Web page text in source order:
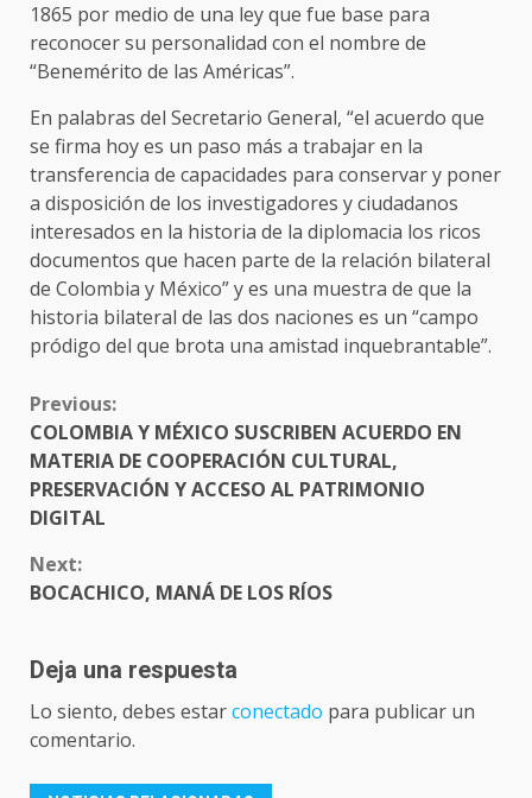
1865 por medio de una ley que fue base para
reconocer su personalidad con el nombre de
“Benemérito de las Américas”.
En palabras del Secretario General, “el acuerdo que
se firma hoy es un paso más a trabajar en la
transferencia de capacidades para conservar y poner
a disposición de los investigadores y ciudadanos
interesados en la historia de la diplomacia los ricos
documentos que hacen parte de la relación bilateral
de Colombia y México” y es una muestra de que la
historia bilateral de las dos naciones es un “campo
pródigo del que brota una amistad inquebrantable”.
CONTINUE
READING
Previous:
COLOMBIA Y MÉXICO SUSCRIBEN ACUERDO EN
MATERIA DE COOPERACIÓN CULTURAL,
PRESERVACIÓN Y ACCESO AL PATRIMONIO
DIGITAL
Next:
BOCACHICO, MANÁ DE LOS RÍOS
Deja una respuesta
Lo siento, debes estarconectado para publicar un
comentario.